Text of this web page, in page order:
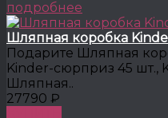
подробнее
Шляпная коробка
Подарите Шляпная
Kinder-сюрприз 45 шт.,
Шляпная..
27790 ₽